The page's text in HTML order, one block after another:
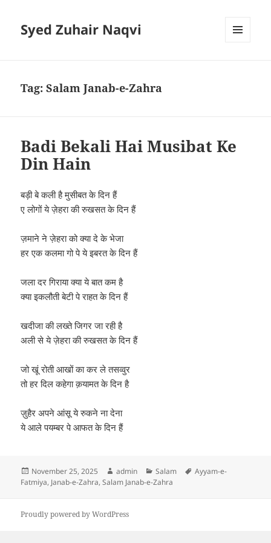
Syed Zuhair Naqvi
Tag:Salam Janab-e-Zahra
Badi Bekali Hai Musibat Ke
Din Hain
बड़ी बे कली है मुसीबत के दिन हैं
ए लोगों ये ज़ेहरा की रुखसत के दिन हैं
ज़माने ने ज़ेहरा को क्या दे के भेजा
हर एक कलमा गो पे ये इबरत के दिन हैं
जला दर गिराया क्या ये बात कम है
क्या इकलौती बेटी पे राहत के दिन हैं
खदीजा की लख्ते जिगर जा रही है
अली से ये ज़ेहरा की रुखसत के दिन हैं
जो खूं रोती आखों का कर ले तसव्वुर
तो हर दिल कहेगा क़यामत के दिन है
ज़ुहैर अपने आंसू ये रुकने ना देना
ये आले पयम्बर पे आफत के दिन हैं
Posted
on
November 25, 2025 Author
admin Categories
Salam Tags
Ayyam-e-
Fatmiya, Janab-e-Zahra,Salam Janab-e-Zahra
Proudly powered by WordPress